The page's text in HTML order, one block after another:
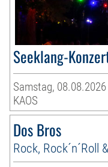
Seeklang-
Samstag,
KAOS
Dos Bros
Rock, Rock´n´Roll